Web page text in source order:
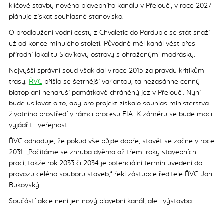
Výroční zprávy
klíčové stavby nového plavebního kanálu v Přelouči, v roce 2027
plánuje získat souhlasné stanovisko.
O prodloužení vodní cesty z Chvaletic do Pardubic se stát snaží
už od konce minulého století. Původně měl kanál vést přes
přírodní lokalitu Slavíkovy ostrovy s ohroženými modrásky.
Nejvyšší správní soud však dal v roce 2015 za pravdu kritikům
trasy. ŘVCpřišlo se šetrnější variantou, ta nezasáhne cenný
biotop ani nenaruší památkově chráněný jez v Přelouči. Nyní
bude usilovat o to, aby pro projekt získalo souhlas ministerstva
životního prostředí v rámci procesu EIA. K záměru se bude moci
vyjádřit i veřejnost.
ŘVC odhaduje, že pokud vše půjde dobře, stavět se začne v roce
2031. „Počítáme se zhruba dvěma až třemi roky stavebních
prací, takže rok 2033 či 2034 je potenciální termín uvedení do
provozu celého souboru staveb,“ řekl zástupce ředitele ŘVC Jan
Bukovský.
Součástí akce není jen nový plavební kanál, ale i výstavba